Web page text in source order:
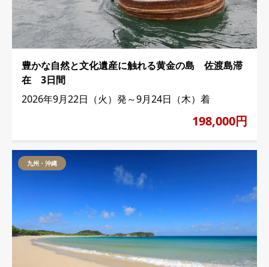
豊かな自然と文化遺産に触れる黄金の島 佐渡島滞
在 3日間
2026年9月22日（火）発～9月24日（木）着
198,000円
九州・沖縄